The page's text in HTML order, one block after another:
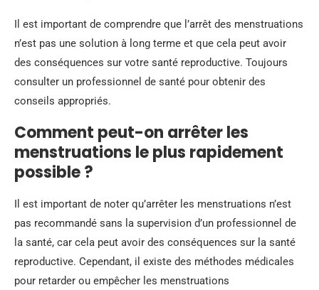
Il est important de comprendre que l’arrêt des menstruations
n’est pas une solution à long terme et que cela peut avoir
des conséquences sur votre santé reproductive. Toujours
consulter un professionnel de santé pour obtenir des
conseils appropriés.
Comment peut-on arrêter les
menstruations le plus rapidement
possible ?
Il est important de noter qu’arrêter les menstruations n’est
pas recommandé sans la supervision d’un professionnel de
la santé, car cela peut avoir des conséquences sur la santé
reproductive. Cependant, il existe des méthodes médicales
pour retarder ou empêcher les menstruations